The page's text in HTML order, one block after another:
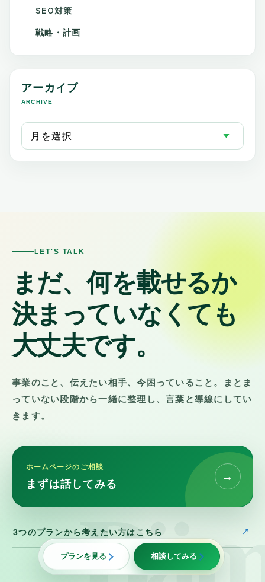
SEO対策
戦略・計画
アーカイブ
ARCHIVE
LET'S TALK
まだ、何を載せるか
決まっていなくても
大丈夫です。
事業のこと、伝えたい相手、今困っていること。まとま
っていない段階から一緒に整理し、言葉と導線にしてい
きます。
ホームページのご相談
まずは話してみる
→
3つのプランから考えたい方はこちら
プランを見る 相談してみる